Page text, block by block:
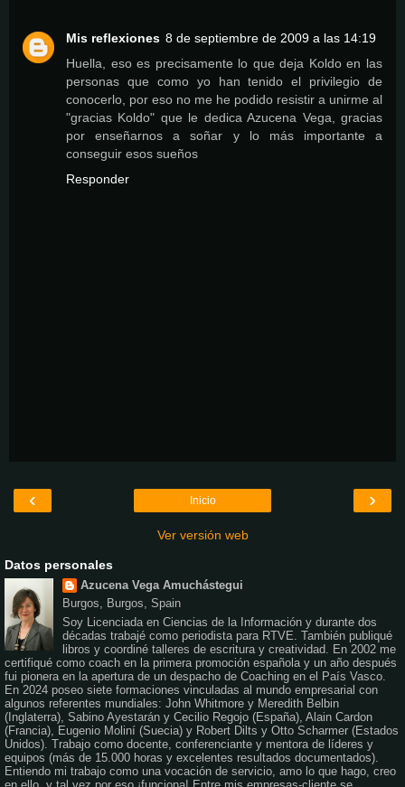
Mis reflexiones 8 de septiembre de 2009 a las 14:19
Huella, eso es precisamente lo que deja Koldo en las
personas que como yo han tenido el privilegio de
conocerlo, por eso no me he podido resistir a unirme al
"gracias Koldo" que le dedica Azucena Vega, gracias
por enseñarnos a soñar y lo más importante a
conseguir esos sueños
Responder
‹ ›
Inicio
Ver versión web
Datos personales
Azucena Vega Amuchástegui
Burgos, Burgos, Spain
Soy Licenciada en Ciencias de la Información y durante dos
décadas trabajé como periodista para RTVE. También publiqué
libros y coordiné talleres de escritura y creatividad. En 2002 me
certifiqué como coach en la primera promoción española y un año después
fui pionera en la apertura de un despacho de Coaching en el País Vasco.
En 2024 poseo siete formaciones vinculadas al mundo empresarial con
algunos referentes mundiales: John Whitmore y Meredith Belbin
(Inglaterra), Sabino Ayestarán y Cecilio Regojo (España), Alain Cardon
(Francia), Eugenio Moliní (Suecia) y Robert Dilts y Otto Scharmer (Estados
Unidos). Trabajo como docente, conferenciante y mentora de líderes y
equipos (más de 15.000 horas y excelentes resultados documentados).
Entiendo mi trabajo como una vocación de servicio, amo lo que hago, creo